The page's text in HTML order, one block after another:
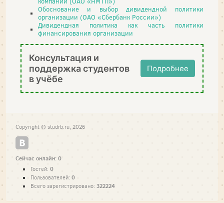
Обоснование и выбор дивидендной политики
организации (ОАО «Сбербанк России»)
Дивидендная политика как часть политики
финансирования организации
Консультация и
поддержка студентов
в учёбе
Подробнее
Copyright © studrb.ru, 2026
Сейчас онлайн: 0
Гостей: 0
Пользователей: 0
Всего зарегистрировано: 322224